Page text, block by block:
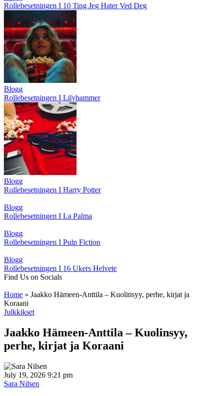
Rollebesetningen I 10 Ting Jeg Hater Ved Deg
Blogg
Rollebesetningen I Lilyhammer
Blogg
Rollebesetningen I Harry Potter
Blogg
Rollebesetningen I La Palma
Blogg
Rollebesetningen I Pulp Fiction
Blogg
Rollebesetningen I 16 Ukers Helvete
Find Us on Socials
Home » Jaakko Hämeen-Anttila – Kuolinsyy, perhe, kirjat ja
Koraani
Julkkikset
Jaakko Hämeen-Anttila – Kuolinsyy,
perhe, kirjat ja Koraani
July 19, 2026 9:21 pm
Sara Nilsen